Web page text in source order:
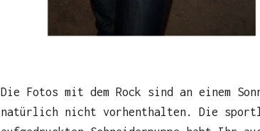
Die Fotos mit dem Rock sind an einem
natürlich nicht vorhenthalten. Die